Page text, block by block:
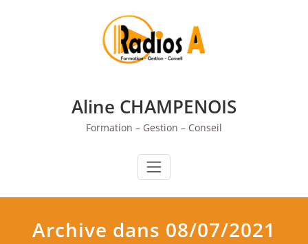
Aline CHAMPENOIS
Formation – Gestion – Conseil
Archive dans 08/07/2021